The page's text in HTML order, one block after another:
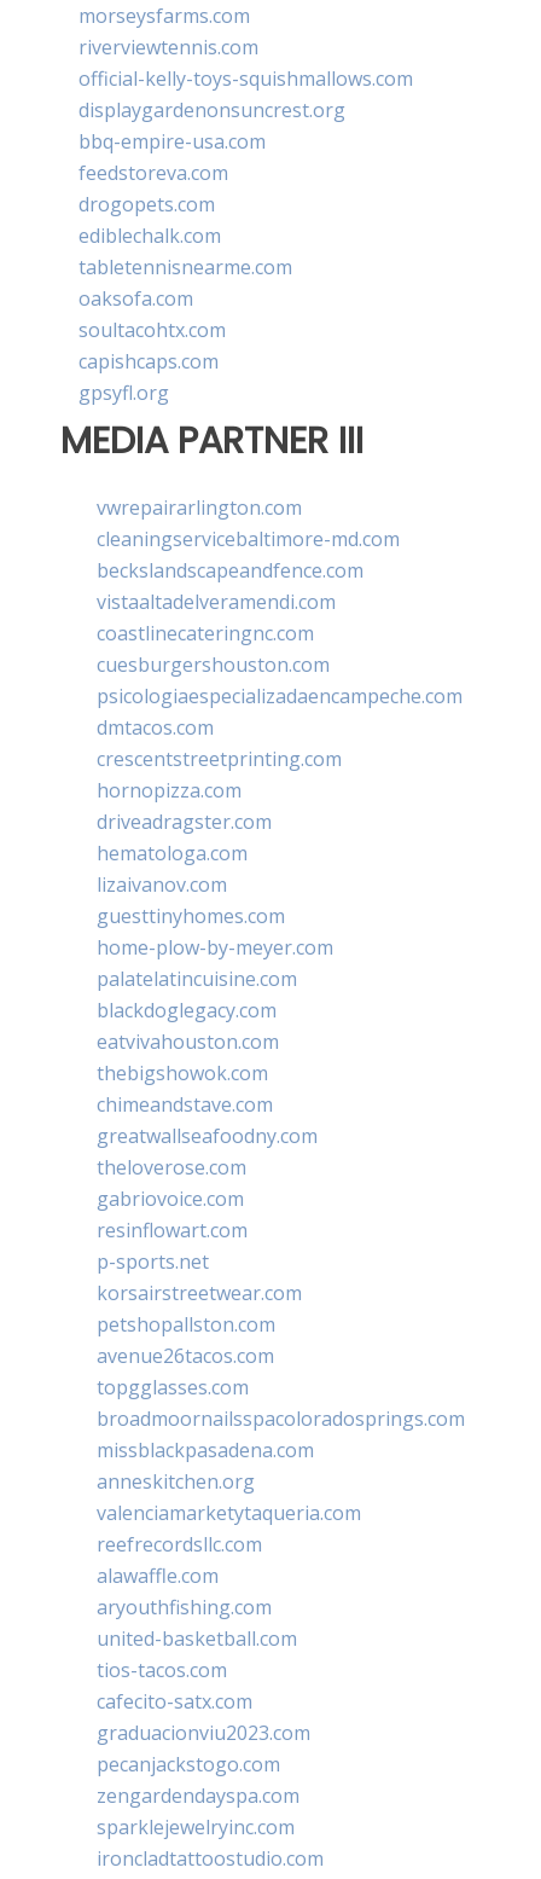
morseysfarms.com
riverviewtennis.com
official-kelly-toys-squishmallows.com
displaygardenonsuncrest.org
bbq-empire-usa.com
feedstoreva.com
drogopets.com
ediblechalk.com
tabletennisnearme.com
oaksofa.com
soultacohtx.com
capishcaps.com
gpsyfl.org
MEDIA PARTNER III
vwrepairarlington.com
cleaningservicebaltimore-md.com
beckslandscapeandfence.com
vistaaltadelveramendi.com
coastlinecateringnc.com
cuesburgershouston.com
psicologiaespecializadaencampeche.com
dmtacos.com
crescentstreetprinting.com
hornopizza.com
driveadragster.com
hematologa.com
lizaivanov.com
guesttinyhomes.com
home-plow-by-meyer.com
palatelatincuisine.com
blackdoglegacy.com
eatvivahouston.com
thebigshowok.com
chimeandstave.com
greatwallseafoodny.com
theloverose.com
gabriovoice.com
resinflowart.com
p-sports.net
korsairstreetwear.com
petshopallston.com
avenue26tacos.com
topgglasses.com
broadmoornailsspacoloradosprings.com
missblackpasadena.com
anneskitchen.org
valenciamarketytaqueria.com
reefrecordsllc.com
alawaffle.com
aryouthfishing.com
united-basketball.com
tios-tacos.com
cafecito-satx.com
graduacionviu2023.com
pecanjackstogo.com
zengardendayspa.com
sparklejewelryinc.com
ironcladtattoostudio.com